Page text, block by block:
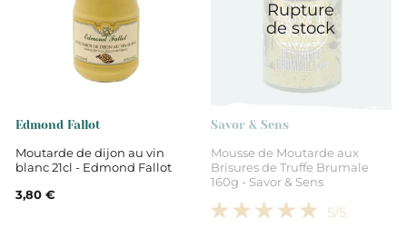
Edmond Fallot
Moutarde de dijon au vin
blanc 21cl - Edmond Fallot
3,80 €
Rupture
de stock
Savor & Sens
Mousse de Moutarde aux
Brisures de Truffe Brumale
160g - Savor & Sens
5/5